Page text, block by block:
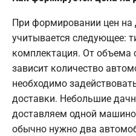
При формировании цен
учитывается следующее:
комплектация. От объема
зависит количество
необходимо
доставки. Небольшие
доставляем одной
обычно нужно два